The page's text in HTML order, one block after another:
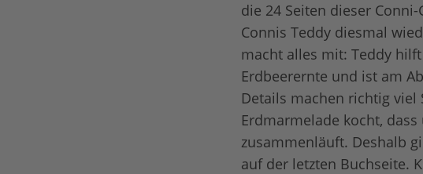
die 24 Seiten dieser
Connis Teddy diesmal
macht alles mit: Teddy
Erdbeerernte und ist am
Details machen richtig viel
Erdmarmelade kocht,
zusammenläuft. Deshalb
auf der letzten Buchseite.